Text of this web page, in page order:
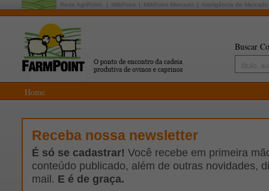
Rede AgriPoint: MilkPoint MilkPoint Mercado Inteligência de Mercado
Buscar
Home
Receba nossa newsletter
É só se cadastrar! Você recebe em primeira
conteúdo publicado, além de outras novidades,
mail. E é de graça.